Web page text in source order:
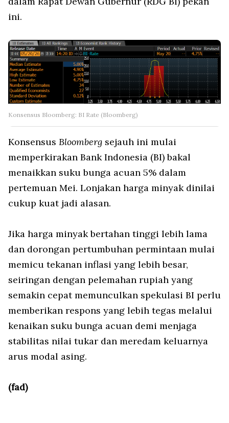
ini.
Konsensus Bloomberg: BI Rate (Bloomberg)
Konsensus Bloomberg sejauh ini mulai
memperkirakan Bank Indonesia (BI) bakal
menaikkan suku bunga acuan 5% dalam
pertemuan Mei. Lonjakan harga minyak dinilai
cukup kuat jadi alasan.
Jika harga minyak bertahan tinggi lebih lama
dan dorongan pertumbuhan permintaan mulai
memicu tekanan inflasi yang lebih besar,
seiringan dengan pelemahan rupiah yang
semakin cepat memunculkan spekulasi BI perlu
memberikan respons yang lebih tegas melalui
kenaikan suku bunga acuan demi menjaga
stabilitas nilai tukar dan meredam keluarnya
arus modal asing.
(fad)